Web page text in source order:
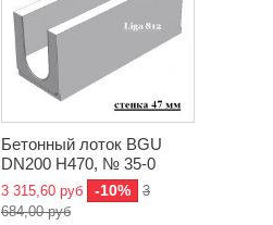
Бетонный лоток BGU
DN200 H470, № 35-0
3 315,60 руб -10%
3
684,00 руб